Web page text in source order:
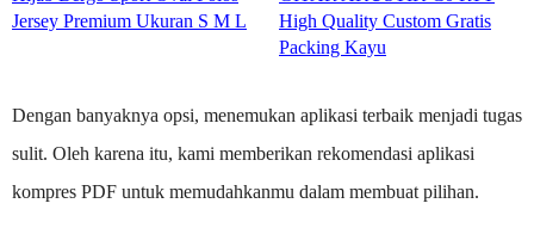
Jersey Premium Ukuran S M L
High Quality Custom Gratis
Packing Kayu
Dengan banyaknya opsi, menemukan aplikasi terbaik menjadi tugas
sulit. Oleh karena itu, kami memberikan rekomendasi aplikasi
kompres PDF untuk memudahkanmu dalam membuat pilihan.